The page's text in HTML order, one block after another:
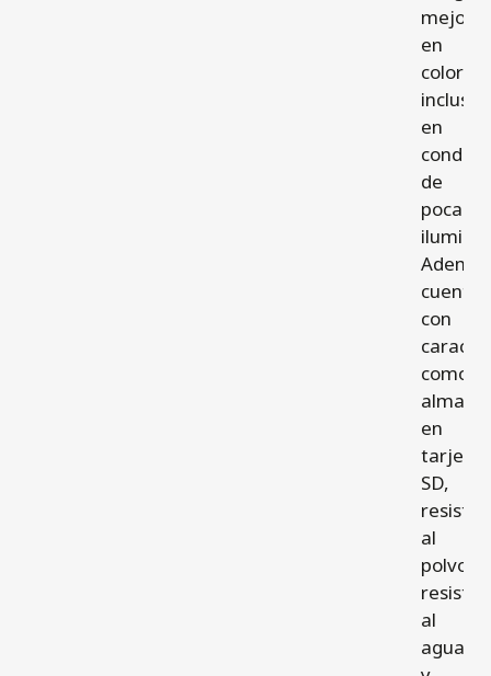
en
color
incluso
en
de
poca
con
como
en
tarjeta
SD,
al
polvo,
al
agua